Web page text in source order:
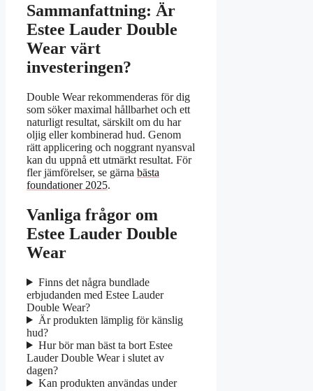
Sammanfattning: Är
Estee Lauder Double
Wear värt
investeringen?
Double Wear rekommenderas för dig
som söker maximal hållbarhet och ett
naturligt resultat, särskilt om du har
oljig eller kombinerad hud. Genom
rätt applicering och noggrant nyansval
kan du uppnå ett utmärkt resultat. För
fler jämförelser, se gärna bästa
foundationer 2025.
Vanliga frågor om
Estee Lauder Double
Wear
Finns det några bundlade
erbjudanden med Estee Lauder
Double Wear?
Är produkten lämplig för känslig
hud?
Hur bör man bäst ta bort Estee
Lauder Double Wear i slutet av
dagen?
Kan produkten användas under